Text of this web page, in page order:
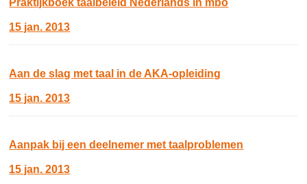
Praktijkboek taalbeleid Nederlands in mbo
15 jan. 2013
Aan de slag met taal in de AKA-opleiding
15 jan. 2013
Aanpak bij een deelnemer met taalproblemen
15 jan. 2013